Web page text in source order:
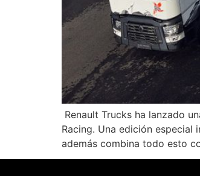
Renault Trucks ha lanzado
Racing. Una edición especial
además combina todo esto